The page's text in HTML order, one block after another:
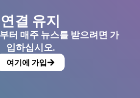
연결 유지
터 매주 뉴스를 받으려면 가
입하십시오.
여기에 가입